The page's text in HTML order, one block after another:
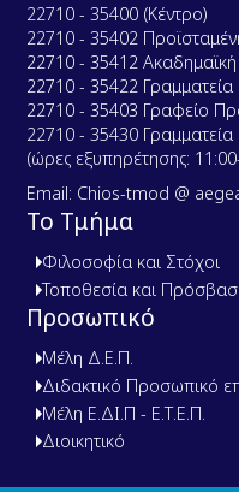
22710 - 35400 (Κέντρο)
22710 - 35402
22710 - 35412 Ακαδημαϊκή
22710 - 35422
22710 - 35403 Γραφείο
22710 - 35430
(ώρες εξυπηρέτησης:
Email: Chios-tmod @
Το Τμήμα
Φιλοσοφία και Στόχοι
Τοποθεσία και
Προσωπικό
Μέλη Δ.Ε.Π.
Διδακτικό Προσωπικό
Μέλη Ε.ΔΙ.Π - Ε.Τ.Ε.Π.
Διοικητικό